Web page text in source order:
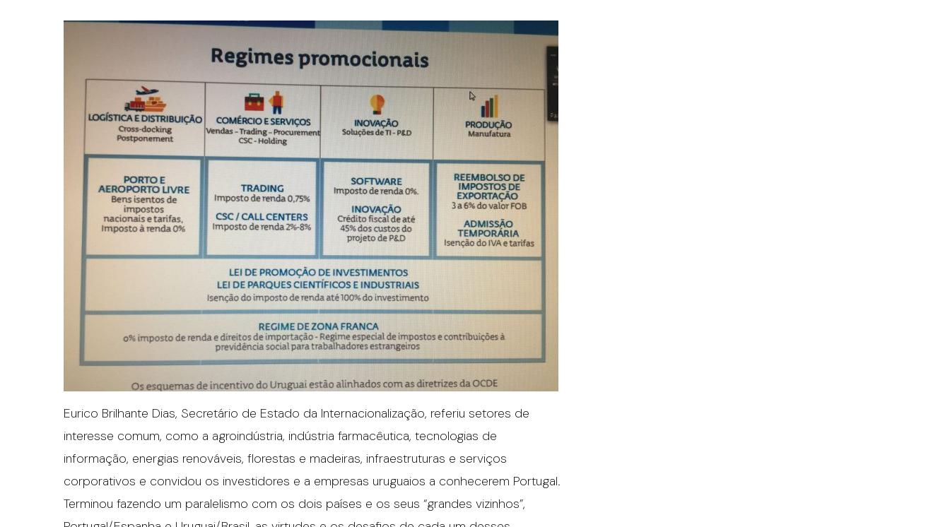
Eurico Brilhante Dias, Secretário de Estado da Internacionalização, referiu setores de
interesse comum, como a agroindústria, indústria farmacêutica, tecnologias de
informação, energias renováveis, florestas e madeiras, infraestruturas e serviços
corporativos e convidou os investidores e a empresas uruguaios a conhecerem Portugal.
Terminou fazendo um paralelismo com os dois países e os seus “grandes vizinhos”,